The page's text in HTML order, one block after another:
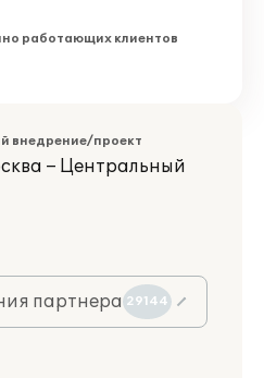
работающих клиентов
внедрение/проект
– Центральный
партнера 29144